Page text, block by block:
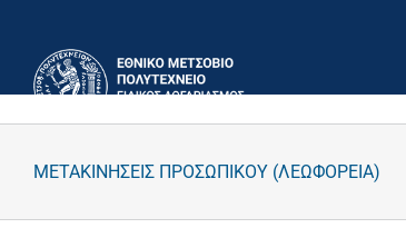
περιεχόμενο
ΜΕΤΑΚΙΝΗΣΕΙΣ ΠΡΟΣΩΠΙΚΟΥ (ΛΕΩΦΟΡΕΙΑ)